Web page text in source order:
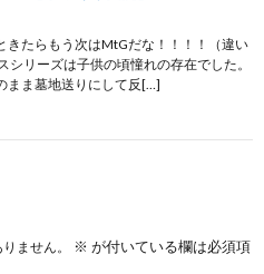
たらもう次はMtGだな！！！！（違い
シリーズは子供の頃憧れの存在でした。
まま墓地送りにして反[…]
ません。 ※ が付いている欄は必須項